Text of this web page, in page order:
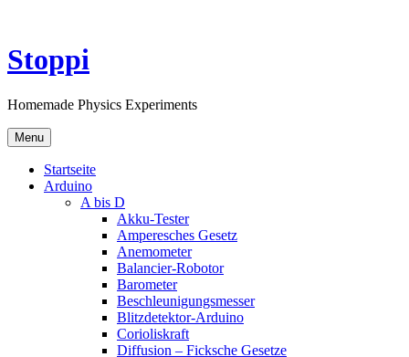
content
Stoppi
Homemade Physics Experiments
Menu
Startseite
Arduino
A bis D
Akku-Tester
Amperesches Gesetz
Anemometer
Balancier-Robotor
Barometer
Beschleunigungsmesser
Blitzdetektor-Arduino
Corioliskraft
Diffusion – Ficksche Gesetze